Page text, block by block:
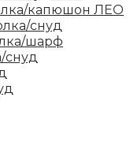
капюшон ЛЕО
снуд
шарф
снуд